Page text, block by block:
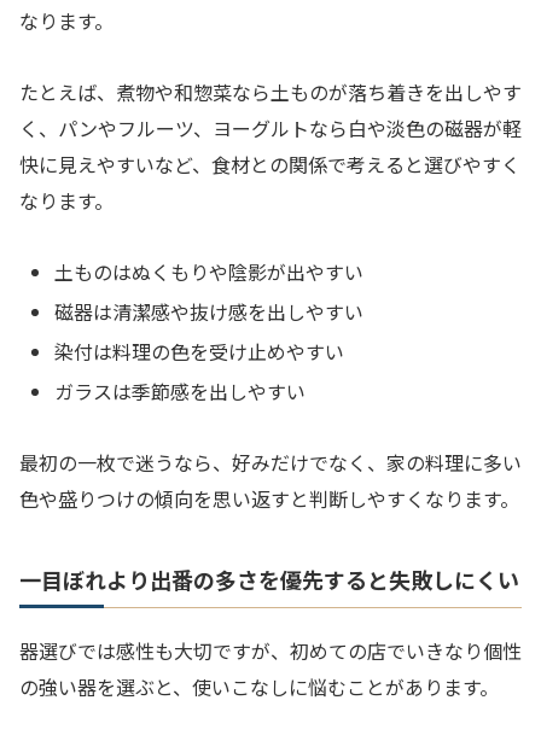
なります。
たとえば、煮物や和惣菜なら土ものが落ち着きを出しやす
く、パンやフルーツ、ヨーグルトなら白や淡色の磁器が軽
快に見えやすいなど、食材との関係で考えると選びやすく
なります。
土ものはぬくもりや陰影が出やすい
磁器は清潔感や抜け感を出しやすい
染付は料理の色を受け止めやすい
ガラスは季節感を出しやすい
最初の一枚で迷うなら、好みだけでなく、家の料理に多い
色や盛りつけの傾向を思い返すと判断しやすくなります。
一目ぼれより出番の多さを優先すると失敗しにくい
器選びでは感性も大切ですが、初めての店でいきなり個性
の強い器を選ぶと、使いこなしに悩むことがあります。